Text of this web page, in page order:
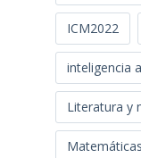
ICM2022
inteligencia
Literatura y